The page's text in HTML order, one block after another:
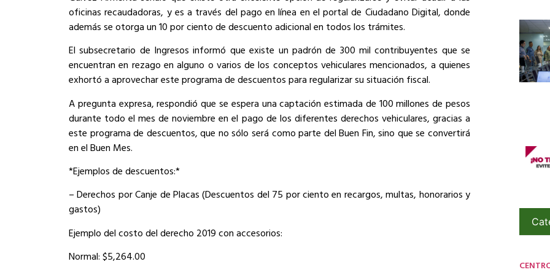
oficinas recaudadoras, y es a través del pago en línea en el portal de Ciudadano Digital, donde
además se otorga un 10 por ciento de descuento adicional en todos los trámites.
El subsecretario de Ingresos informó que existe un padrón de 300 mil contribuyentes que se
encuentran en rezago en alguno o varios de los conceptos vehiculares mencionados, a quienes
exhortó a aprovechar este programa de descuentos para regularizar su situación fiscal.
A pregunta expresa, respondió que se espera una captación estimada de 100 millones de pesos
durante todo el mes de noviembre en el pago de los diferentes derechos vehiculares, gracias a
este programa de descuentos, que no sólo será como parte del Buen Fin, sino que se convertirá
en el Buen Mes.
*Ejemplos de descuentos:*
– Derechos por Canje de Placas (Descuentos del 75 por ciento en recargos, multas, honorarios y
gastos)
Ejemplo del costo del derecho 2019 con accesorios:
Normal: $5,264.00